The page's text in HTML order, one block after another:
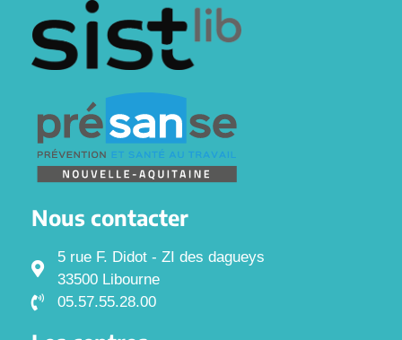
Nous contacter
5 rue F. Didot - ZI des dagueys
33500 Libourne
05.57.55.28.00